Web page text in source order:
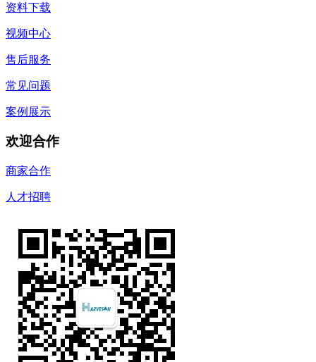
资料下载
视频中心
售后服务
常见问题
案例展示
欢迎合作
商家合作
人才招聘